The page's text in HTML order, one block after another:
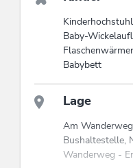
Baby-
Babybett
Lage
Am
Bushaltestelle,
Wanderweg -